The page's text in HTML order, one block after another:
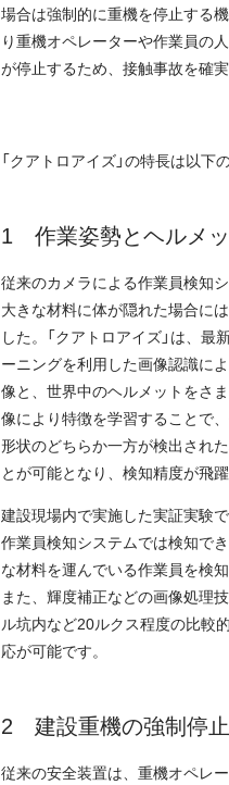
場合は強制的に重機を停止する
り重機オペレーターや作業員の
が停止するため、接触事故を確
「クアトロアイズ」の特長は以下
作業姿勢とヘルメ
従来のカメラによる作業員検知
大きな材料に体が隠れた場合に
した。「クアトロアイズ」は、
ーニングを利用した画像認識に
像と、世界中のヘルメットをさ
像により特徴を学習することで
形状のどちらか一方が検出され
とが可能となり、検知精度が飛
建設現場内で実施した実証実験
作業員検知システムでは検知で
な材料を運んでいる作業員を検
また、輝度補正などの画像処理
ル坑内など20ルクス程度の比較
応が可能です。
建設重機の強制停
従来の安全装置は、重機オペレ